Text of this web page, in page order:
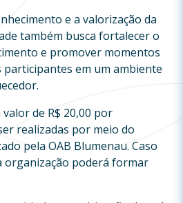
e a valorização da
também busca fortalecer o
e promover momentos
em um ambiente
de R$ 20,00 por
realizadas por meio do
pela OAB Blumenau. Caso
organização poderá formar